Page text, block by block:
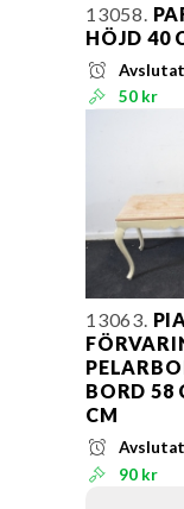
13058.
HÖJD 40
50 kr
13063.
BORD 58
CM
90 kr